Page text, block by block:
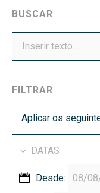
BUSCAR
FILTRAR
Aplicar os
DATAS
Desde: